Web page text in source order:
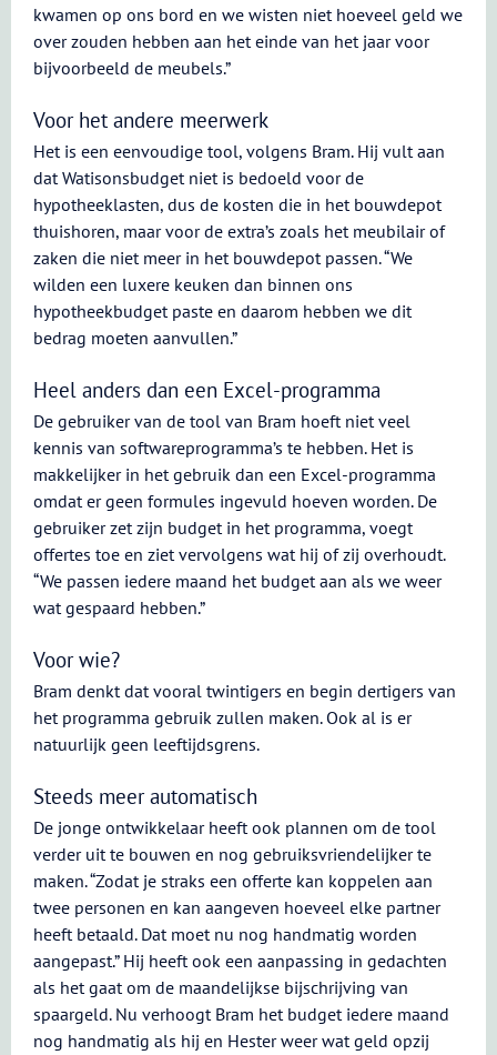
kwamen op ons bord en we wisten niet hoeveel geld we
over zouden hebben aan het einde van het jaar voor
bijvoorbeeld de meubels.”
Voor het andere meerwerk
Het is een eenvoudige tool, volgens Bram. Hij vult aan
dat Watisonsbudget niet is bedoeld voor de
hypotheeklasten, dus de kosten die in het bouwdepot
thuishoren, maar voor de extra’s zoals het meubilair of
zaken die niet meer in het bouwdepot passen. “We
wilden een luxere keuken dan binnen ons
hypotheekbudget paste en daarom hebben we dit
bedrag moeten aanvullen.”
Heel anders dan een Excel-programma
De gebruiker van de tool van Bram hoeft niet veel
kennis van softwareprogramma’s te hebben. Het is
makkelijker in het gebruik dan een Excel-programma
omdat er geen formules ingevuld hoeven worden. De
gebruiker zet zijn budget in het programma, voegt
offertes toe en ziet vervolgens wat hij of zij overhoudt.
“We passen iedere maand het budget aan als we weer
wat gespaard hebben.”
Voor wie?
Bram denkt dat vooral twintigers en begin dertigers van
het programma gebruik zullen maken. Ook al is er
natuurlijk geen leeftijdsgrens.
Steeds meer automatisch
De jonge ontwikkelaar heeft ook plannen om de tool
verder uit te bouwen en nog gebruiksvriendelijker te
maken. “Zodat je straks een offerte kan koppelen aan
twee personen en kan aangeven hoeveel elke partner
heeft betaald. Dat moet nu nog handmatig worden
aangepast.” Hij heeft ook een aanpassing in gedachten
als het gaat om de maandelijkse bijschrijving van
spaargeld. Nu verhoogt Bram het budget iedere maand
nog handmatig als hij en Hester weer wat geld opzij